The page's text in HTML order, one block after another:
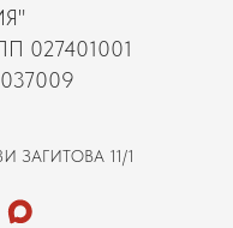
027401001
ЗАГИТОВА 11/1